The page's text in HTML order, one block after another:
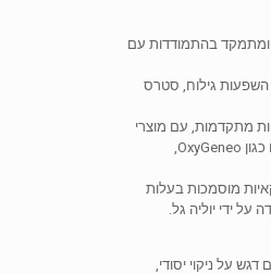
בהתמודדות עם
השפעות גילוח, סטרס
מתקדמות, עם מוצרי
מוסמכות בעלות
ידי יוליה גל.
על ניקוי יסודי,